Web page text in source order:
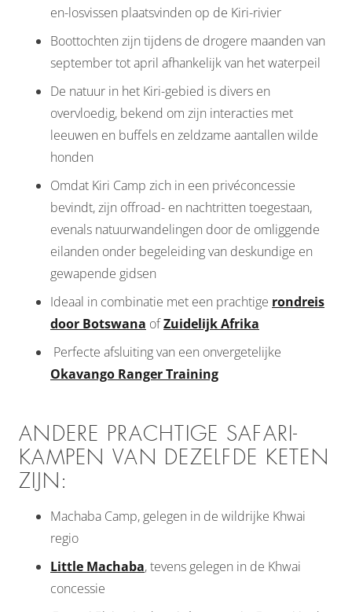
en-losvissen plaatsvinden op de Kiri-rivier
Boottochten zijn tijdens de drogere maanden van
september tot april afhankelijk van het waterpeil
De natuur in het Kiri-gebied is divers en
overvloedig, bekend om zijn interacties met
leeuwen en buffels en zeldzame aantallen wilde
honden
Omdat Kiri Camp zich in een privéconcessie
bevindt, zijn offroad- en nachtritten toegestaan,
evenals natuurwandelingen door de omliggende
eilanden onder begeleiding van deskundige en
gewapende gidsen
Ideaal in combinatie met een prachtige rondreis
door Botswana ofZuidelijk Afrika
Perfecte afsluiting van een onvergetelijke
Okavango Ranger Training
ANDERE PRACHTIGE SAFARI-
KAMPEN VAN DEZELFDE KETEN
ZIJN:
Machaba Camp, gelegen in de wildrijke Khwai
regio
Little Machaba, tevens gelegen in de Khwai
concessie